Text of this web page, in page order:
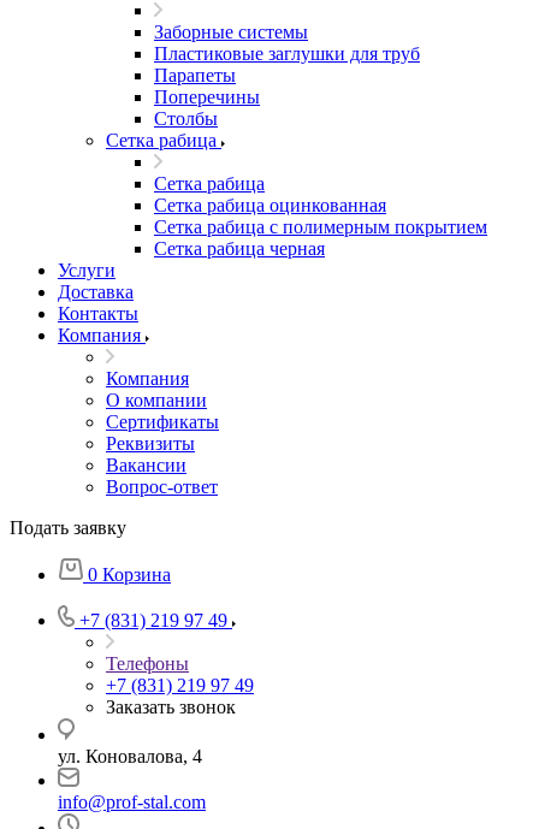
Заборные системы
Пластиковые заглушки для труб
Парапеты
Поперечины
Столбы
Сетка рабица
Сетка рабица
Сетка рабица оцинкованная
Сетка рабица с полимерным покрытием
Сетка рабица черная
Услуги
Доставка
Контакты
Компания
Компания
О компании
Сертификаты
Реквизиты
Вакансии
Вопрос-ответ
Подать заявку
0 Корзина
+7 (831) 219 97 49
Телефоны
+7 (831) 219 97 49
Заказать звонок
ул. Коновалова, 4
info@prof-stal.com